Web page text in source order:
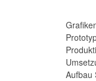
Aufbau